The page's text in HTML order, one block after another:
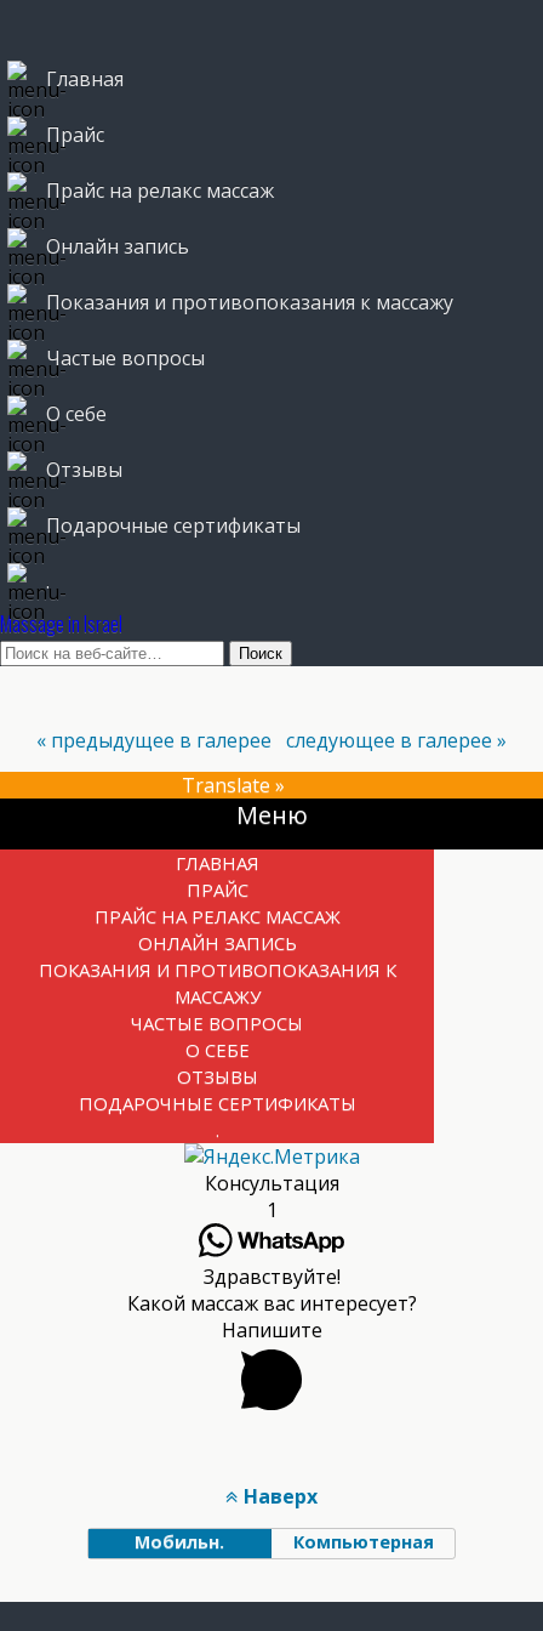
Главная
Прайс
Прайс на релакс массаж
Онлайн запись
Показания и противопоказания к массажу
Частые вопросы
О себе
Отзывы
Подарочные сертификаты
.
Massage in Israel
« предыдущее в галерее следующее в галерее »
Translate »
Прокрутка
Меню
ГЛАВНАЯ
ПРАЙС
ПРАЙС НА РЕЛАКС МАССАЖ
ОНЛАЙН ЗАПИСЬ
ПОКАЗАНИЯ И ПРОТИВОПОКАЗАНИЯ К
МАССАЖУ
ЧАСТЫЕ ВОПРОСЫ
О СЕБЕ
ОТЗЫВЫ
ПОДАРОЧНЫЕ СЕРТИФИКАТЫ
.
Консультация
1
Здравствуйте!
Какой массаж вас интересует?
Напишите
Наверх
Мобильн. Компьютерная